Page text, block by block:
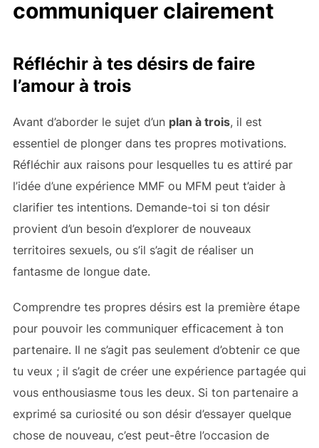
communiquer clairement
Réfléchir à tes désirs de faire
l’amour à trois
Avant d’aborder le sujet d’un plan à trois, il est
essentiel de plonger dans tes propres motivations.
Réfléchir aux raisons pour lesquelles tu es attiré par
l’idée d’une expérience MMF ou MFM peut t’aider à
clarifier tes intentions. Demande-toi si ton désir
provient d’un besoin d’explorer de nouveaux
territoires sexuels, ou s’il s’agit de réaliser un
fantasme de longue date.
Comprendre tes propres désirs est la première étape
pour pouvoir les communiquer efficacement à ton
partenaire. Il ne s’agit pas seulement d’obtenir ce que
tu veux ; il s’agit de créer une expérience partagée qui
vous enthousiasme tous les deux. Si ton partenaire a
exprimé sa curiosité ou son désir d’essayer quelque
chose de nouveau, c’est peut-être l’occasion de